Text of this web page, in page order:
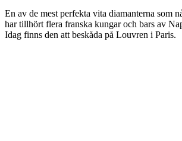
En av de mest perfekta vita diamanterna som
har tillhört flera franska kungar och bars av
Idag finns den att beskåda på Louvren i Paris.